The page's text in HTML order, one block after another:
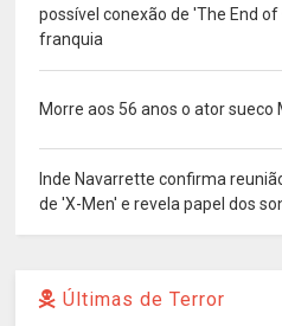
possível conexão de 'The End
franquia
Morre aos 56 anos o ator sueco
Inde Navarrette confirma
de 'X-Men' e revela papel dos
Últimas de Terror